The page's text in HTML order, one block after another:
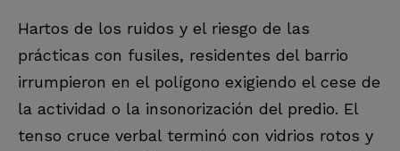
Hartos de los ruidos y el riesgo de las
prácticas con fusiles, residentes del barrio
irrumpieron en el polígono exigiendo el cese de
la actividad o la insonorización del predio. El
tenso cruce verbal terminó con vidrios rotos y